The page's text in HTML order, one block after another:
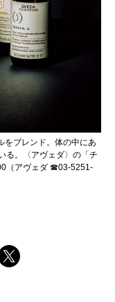
をブレンド。体の中にあ
る。〈アヴェダ〉の「チ
（アヴェダ ☎03-5251-